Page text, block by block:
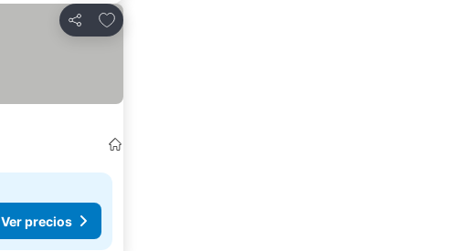
Compartir
Agregar a favoritos
Ver precios